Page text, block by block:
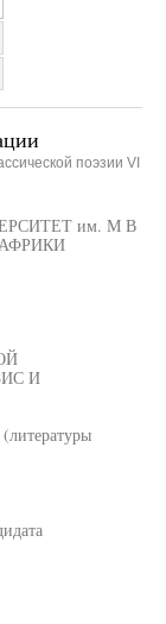
поэзии VI
им. М В
И